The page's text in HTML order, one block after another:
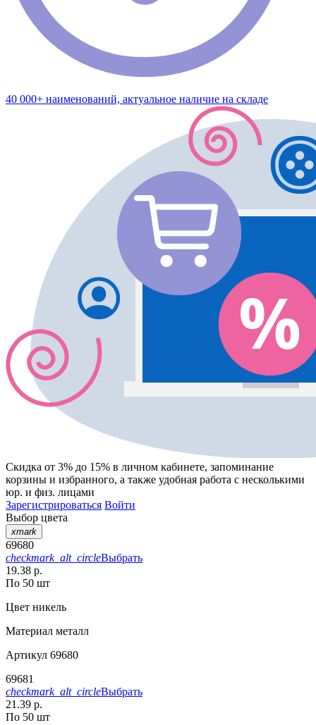
40 000+ наименований, актуальное наличие на складе
Скидка от 3% до 15% в личном кабинете, запоминание
корзины и избранного, а также удобная работа с несколькими
юр. и физ. лицами
Зарегистрироваться Войти
Выбор цвета
xmark
69680
checkmark_alt_circleВыбрать
19.38 р.
По 50 шт
Цвет никель
Материал металл
Артикул 69680
69681
checkmark_alt_circleВыбрать
21.39 р.
По 50 шт